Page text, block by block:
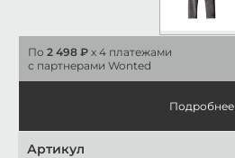
По 2 498 ₽ x 4 платежами
с партнерами Wonted
Подробнее
Артикул